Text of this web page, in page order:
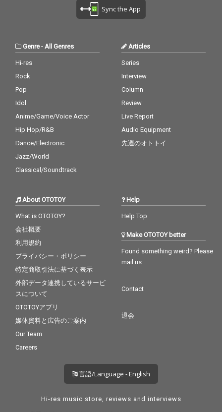
Sync the App
Genre- All Genres
Hi-res
Rock
Pop
Idol
Anime/Game/Voice Actor
Hip Hop/R&B
Dance/Electronic
Jazz/World
Classical/Soundtrack
Articles
Series
Interview
Column
Review
Live Report
Audio Equipment
先週のオトトイ
About OTOTOY
What is OTOTOY?
会社概要
利用規約
プライバシー・ポリシー
特定商取引法に基づく表示
外部データ連携しているサービ
スについて
OTOTOYアプリ
媒体資料と広告のご案内
Our Team
Careers
Help
Help Top
Make OTOTOY better
Found something weird? Please
mail us
Contact
退会
言語/Language - English
Hi-res music store, reviews and interviews